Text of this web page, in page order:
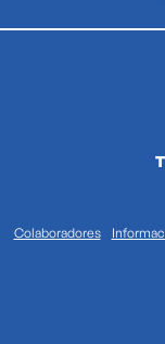
Colaboradores